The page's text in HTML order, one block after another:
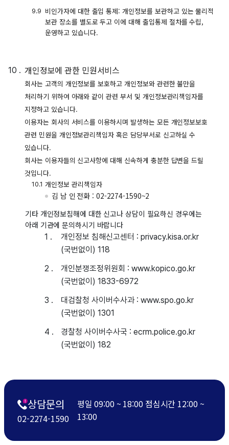
비인가자에 대한 출입 통제: 개인정보를 보관하고 있는 물리적
보관 장소를 별도로 두고 이에 대해 출입통제 절차를 수립,
운영하고 있습니다.
개인정보에 관한 민원서비스
회사는 고객의 개인정보를 보호하고 개인정보와 관련한 불만을
처리하기 위하여 아래와 같이 관련 부서 및 개인정보관리책임자를
지정하고 있습니다.
이용자는 회사의 서비스를 이용하시며 발생하는 모든 개인정보보호
관련 민원을 개인정보관리책임자 혹은 담당부서로 신고하실 수
있습니다.
회사는 이용자들의 신고사항에 대해 신속하게 충분한 답변을 드릴
것입니다.
개인정보 관리책임자
김 남 인 전화 : 02-2274-1590~2
기타 개인정보침해에 대한 신고나 상담이 필요하신 경우에는
아래 기관에 문의하시기 바랍니다
개인정보 침해신고센터 : privacy.kisa.or.kr
(국번없이) 118
개인분쟁조정위원회 : www.kopico.go.kr
(국번없이) 1833-6972
대검찰청 사이버수사과 : www.spo.go.kr
(국번없이) 1301
경찰청 사이버수사국 : ecrm.police.go.kr
(국번없이) 182
상담문의
02-2274-1590
평일 09:00 ~ 18:00 점심시간 12:00 ~
13:00